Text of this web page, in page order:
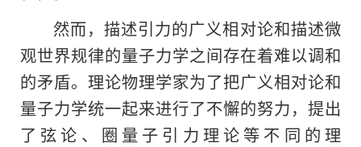
然而，描述引力的广义相对论和描述微
观世界规律的量子力学之间存在着难以调和
的矛盾。理论物理学家为了把广义相对论和
量子力学统一起来进行了不懈的努力，提出
了弦论、圈量子引力理论等不同的理